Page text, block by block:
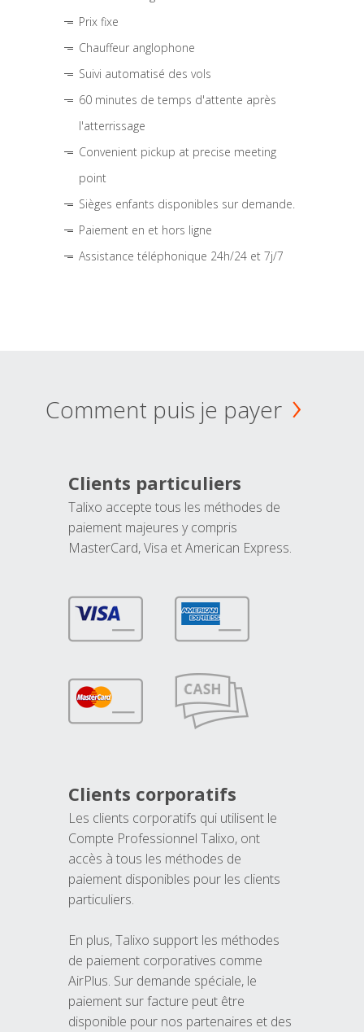
Prix fixe
Chauffeur anglophone
Suivi automatisé des vols
60 minutes de temps d'attente après
l'atterrissage
Convenient pickup at precise meeting
point
Sièges enfants disponibles sur demande.
Paiement en et hors ligne
Assistance téléphonique 24h/24 et 7j/7
Comment puis je payer
Clients particuliers
Talixo accepte tous les méthodes de
paiement majeures y compris
MasterCard, Visa et American Express.
Clients corporatifs
Les clients corporatifs qui utilisent le
Compte Professionnel Talixo, ont
accès à tous les méthodes de
paiement disponibles pour les clients
particuliers.
En plus, Talixo support les méthodes
de paiement corporatives comme
AirPlus. Sur demande spéciale, le
paiement sur facture peut être
disponible pour nos partenaires et des